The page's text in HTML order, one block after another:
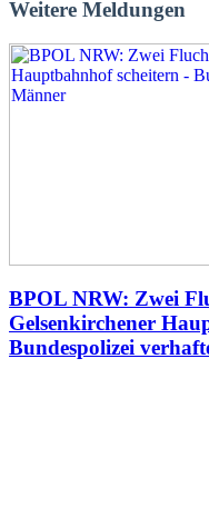
Weitere Meldungen
BPOL NRW: Zwei
Gelsenkirchener
Bundespolizei